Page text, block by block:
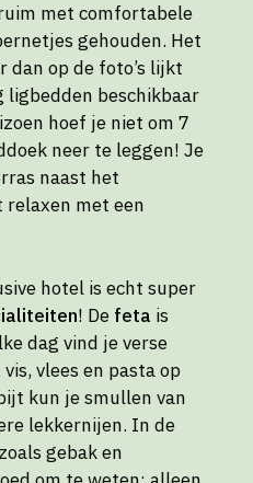
met comfortabele
gehouden. Het
dan op de foto’s lijkt
beschikbaar
hoef je niet om 7
neer te leggen! Je
naast het
relaxen met een
hotel is echt super
! De feta is
dag vind je verse
vlees en pasta op
kun je smullen van
lekkernijen. In de
gebak en